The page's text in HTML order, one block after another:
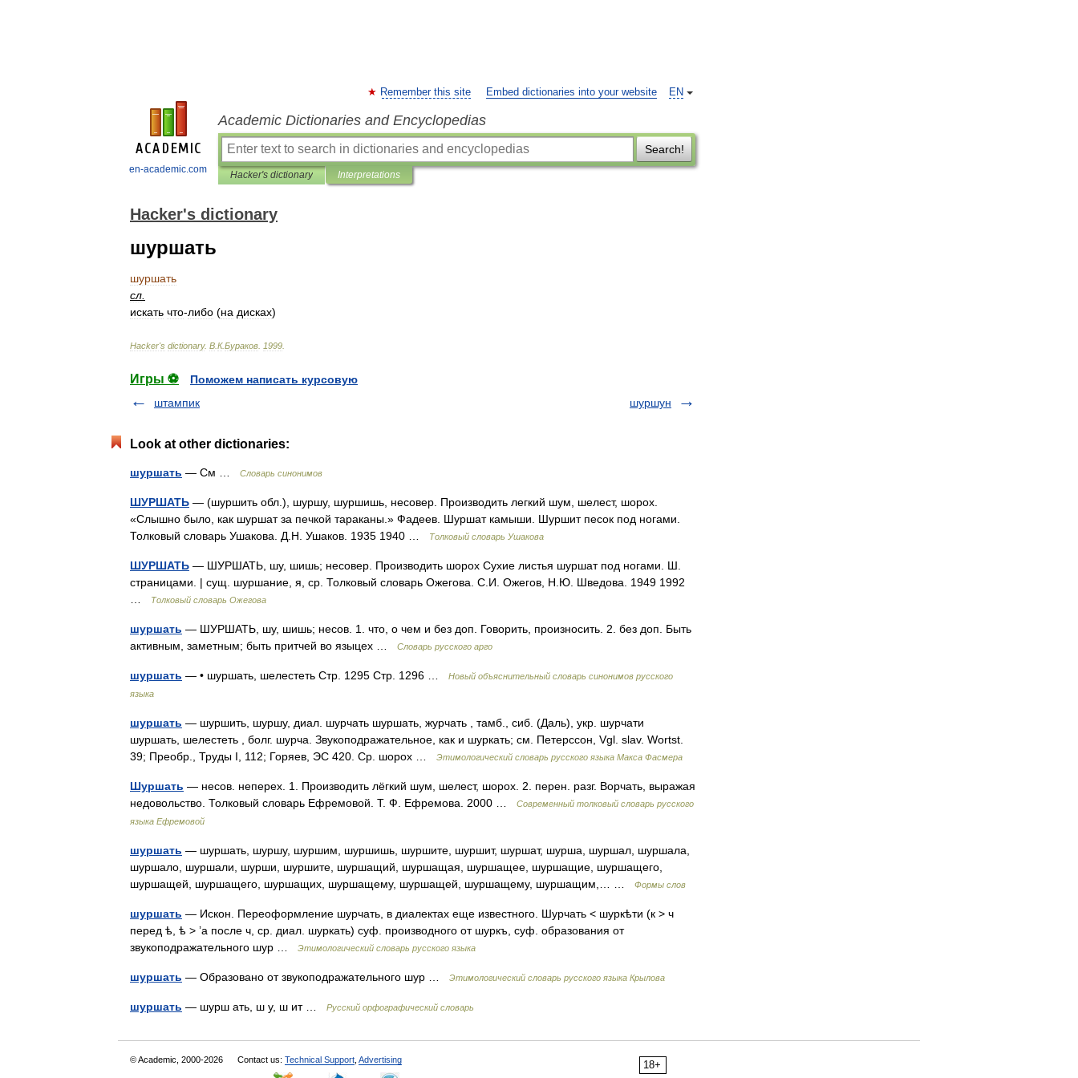
en-academic.com
EN
Remember this site Embed dictionaries into your website
Academic Dictionaries and Encyclopedias
Search!
Hacker's dictionary Interpretations
Hacker's dictionary
шуршать
шуршать
сл
искать что-либо (на дисках)
Hacker's dictionary. В К.Бураков 1999
Игры ⚽
Поможем написать курсовую
штампик
шуршун
Look at other dictionaries:
шуршать — См … Словарь синонимов
ШУРШАТЬ — (шуршить обл.), шуршу, шуршишь, несовер. Производить легкий шум, шелест, шорох.
«Слышно было, как шуршат за печкой тараканы.» Фадеев. Шуршат камыши. Шуршит песок под ногами.
Толковый словарь Ушакова. Д.Н. Ушаков. 1935 1940 …
Толковый словарь Ушакова
ШУРШАТЬ — ШУРШАТЬ, шу, шишь; несовер. Производить шорох Сухие листья шуршат под ногами. Ш.
страницами. | сущ. шуршание, я, ср. Толковый словарь Ожегова. С.И. Ожегов, Н.Ю. Шведова. 1949 1992
Толковый словарь Ожегова
шуршать — ШУРШАТЬ, шу, шишь; несов. 1. что, о чем и без доп. Говорить, произносить. 2. без доп. Быть
активным, заметным; быть притчей во языцех …
Словарь русского арго
шуршать — • шуршать, шелестеть Стр. 1295 Стр. 1296 …
Новый объяснительный словарь синонимов русского
языка
шуршать — шуршить, шуршу, диал. шурчать шуршать, журчать , тамб., сиб. (Даль), укр. шурчати
шуршать, шелестеть , болг. шурча. Звукоподражательное, как и шуркать; см. Петерссон, Vgl. slav. Wortst.
39; Преобр., Труды I, 112; Горяев, ЭС 420. Ср. шорох …
Этимологический словарь русского языка Макса Фасмера
Шуршать — несов. неперех. 1. Производить лёгкий шум, шелест, шорох. 2. перен. разг. Ворчать, выражая
недовольство. Толковый словарь Ефремовой. Т. Ф. Ефремова. 2000 …
Современный толковый словарь русского
языка Ефремовой
шуршать — шуршать, шуршу, шуршим, шуршишь, шуршите, шуршит, шуршат, шурша, шуршал, шуршала,
шуршало, шуршали, шурши, шуршите, шуршащий, шуршащая, шуршащее, шуршащие, шуршащего,
шуршащей, шуршащего, шуршащих, шуршащему, шуршащей, шуршащему, шуршащим,… …
Формы слов
шуршать — Искон. Переоформление шурчать, в диалектах еще известного. Шурчать < шуркѣти (к > ч
перед ѣ, ѣ > ’а после ч, ср. диал. шуркать) суф. производного от шуркъ, суф. образования от
звукоподражательного шур …
Этимологический словарь русского языка
шуршать — Образовано от звукоподражательного шур … Этимологический словарь русского языка Крылова
шуршать — шурш ать, ш у, ш ит … Русский орфографический словарь
18+
© Academic, 2000-2026 Contact us: Technical Support Advertising